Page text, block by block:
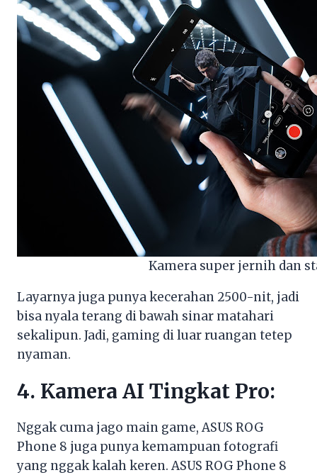
Kamera super jernih dan
Layarnya juga punya kecerahan 2500-nit, jadi
bisa nyala terang di bawah sinar matahari
sekalipun. Jadi, gaming di luar ruangan tetep
nyaman.
4. Kamera AI Tingkat Pro:
Nggak cuma jago main game, ASUS ROG
Phone 8 juga punya kemampuan fotografi
yang nggak kalah keren. ASUS ROG Phone 8